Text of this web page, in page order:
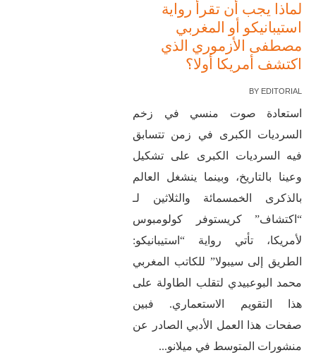
لماذا يجب أن تقرأ رواية
استيبانيكو أو المغربي
مصطفى الأزموري الذي
اكتشف أمريكا أولا؟
BY EDITORIAL
استعادة صوت منسي في زخم
السرديات الكبرى في زمن تتسابق
فيه السرديات الكبرى على تشكيل
وعينا بالتاريخ، وبينما ينشغل العالم
بالذكرى الخمسمائة والثلاثين لـ
“اكتشاف” كريستوفر كولومبوس
لأمريكا، تأتي رواية “استيبانيكو:
الطريق إلى سيبولا” للكاتب المغربي
محمد البوعبيدي لتقلب الطاولة على
هذا التقويم الاستعماري. فبين
صفحات هذا العمل الأدبي الصادر عن
منشورات المتوسط في ميلانو...